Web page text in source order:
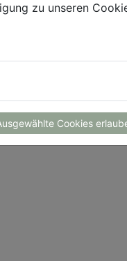
zu unseren
Cookies